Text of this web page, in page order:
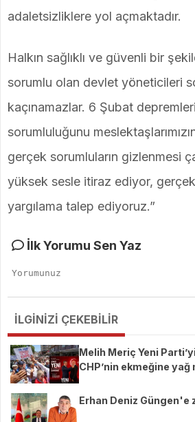
adaletsizliklere yol açmaktadır.
Halkın sağlıklı ve güvenli bir
sorumlu olan devlet yöneticileri
kaçınamazlar. 6 Şubat
sorumluluğunu
gerçek sorumluların gizlenmesi
yüksek sesle itiraz ediyor,
yargılama talep ediyoruz.”
İlk Yorumu Sen Yaz
İLGİNİZİ ÇEKEBİLİR
Melih Meriç Yeni
CHP’nin ekmeğine yağ
Erhan Deniz Güngen'e